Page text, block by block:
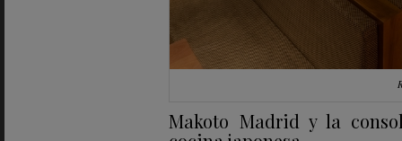
Makoto Madrid y la